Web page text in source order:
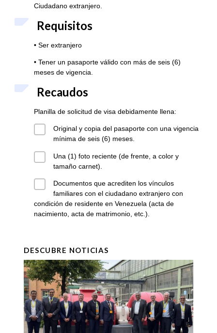
Ciudadano extranjero.
Requisitos
• Ser extranjero
• Tener un pasaporte válido con más de seis (6)
meses de vigencia.
Recaudos
Planilla de solicitud de visa debidamente llena:
Original y copia del pasaporte con una vigencia
mínima de seis (6) meses.
Una (1) foto reciente (de frente, a color y
tamaño carnet).
Documentos que acrediten los vínculos
familiares con el ciudadano extranjero con
condición de residente en Venezuela (acta de
nacimiento, acta de matrimonio, etc.).
DESCUBRE NOTICIAS